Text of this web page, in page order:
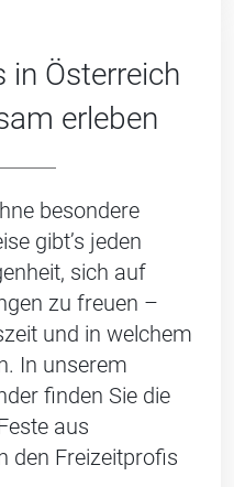
in Österreich
erleben
besondere
gibt’s jeden
sich auf
zu freuen –
und in welchem
In unserem
finden Sie die
aus
den Freizeitprofis